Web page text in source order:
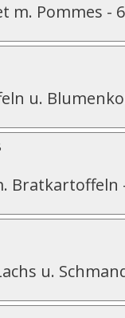
m. Pommes -
u.
Bratkartoffeln
u.